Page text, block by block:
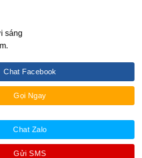
sáng
Chat Facebook
Gọi Ngay
Chat Zalo
Gửi SMS